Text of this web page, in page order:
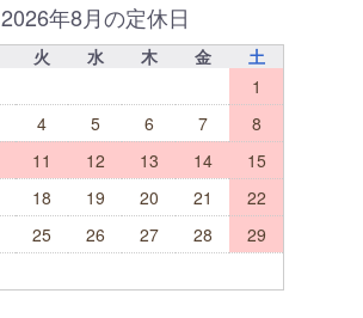
2026年8月の定休日
火 水 木 金
土
1
4 5 6 7
8
11 12 13 14
15
18 19 20 21
22
25 26 27 28
29